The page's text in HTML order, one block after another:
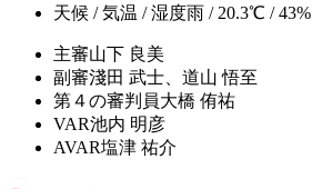
天候 / 気温 / 湿度雨 / 20.3℃ / 43%
主審山下 良美
副審淺田 武士、道山 悟至
第４の審判員大橋 侑祐
VAR池内 明彦
AVAR塩津 祐介